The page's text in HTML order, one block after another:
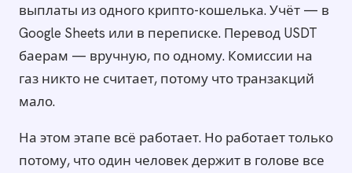
выплаты из одного крипто-кошелька. Учёт — в
Google Sheets или в переписке. Перевод USDT
баерам — вручную, по одному. Комиссии на
газ никто не считает, потому что транзакций
мало.
На этом этапе всё работает. Но работает только
потому, что один человек держит в голове все